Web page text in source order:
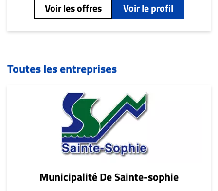
Voir les offres Voir le profil
Toutes les entreprises
Municipalité De Sainte-sophie